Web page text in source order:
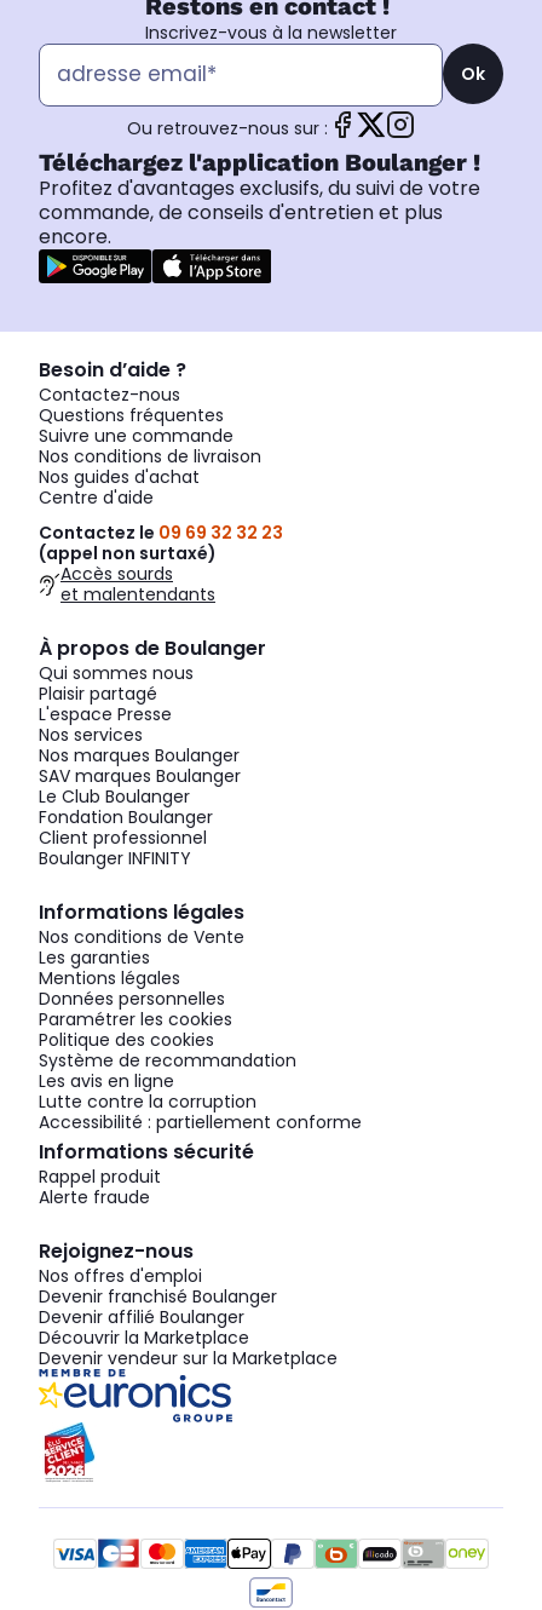
Restons en contact !
Inscrivez-vous à la newsletter
Ok
Ou retrouvez-nous sur :
Téléchargez l'application Boulanger !
Profitez d'avantages exclusifs, du suivi de votre
commande, de conseils d'entretien et plus
encore.
Besoin d’aide ?
Contactez-nous
Questions fréquentes
Suivre une commande
Nos conditions de livraison
Nos guides d'achat
Centre d'aide
Contactez le 09 69 32 32 23
(appel non surtaxé)
Accès sourds
et malentendants
À propos de Boulanger
Qui sommes nous
Plaisir partagé
L'espace Presse
Nos services
Nos marques Boulanger
SAV marques Boulanger
Le Club Boulanger
Fondation Boulanger
Client professionnel
Boulanger INFINITY
Informations légales
Nos conditions de Vente
Les garanties
Mentions légales
Données personnelles
Paramétrer les cookies
Politique des cookies
Système de recommandation
Les avis en ligne
Lutte contre la corruption
Accessibilité : partiellement conforme
Informations sécurité
Rappel produit
Alerte fraude
Rejoignez-nous
Nos offres d'emploi
Devenir franchisé Boulanger
Devenir affilié Boulanger
Découvrir la Marketplace
Devenir vendeur sur la Marketplace